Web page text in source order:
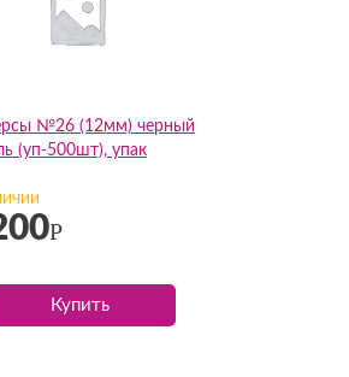
№26 (12мм) черный
(уп-500шт), упак
Р
Купить